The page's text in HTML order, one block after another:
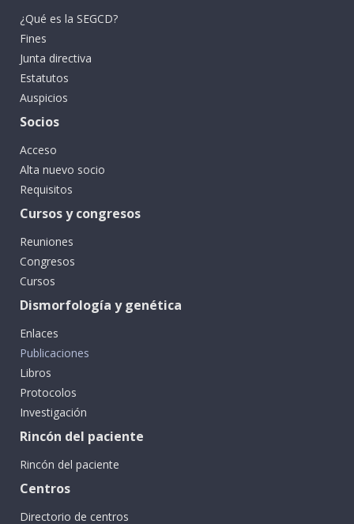
¿Qué es la SEGCD?
Fines
Junta directiva
Estatutos
Auspicios
Socios
Acceso
Alta nuevo socio
Requisitos
Cursos y congresos
Reuniones
Congresos
Cursos
Dismorfología y genética
Enlaces
Publicaciones
Libros
Protocolos
Investigación
Rincón del paciente
Rincón del paciente
Centros
Directorio de centros